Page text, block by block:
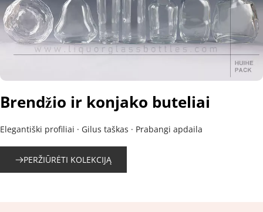
Brendžio ir konjako buteliai
Elegantiški profiliai · Gilus taškas · Prabangi apdaila
PERŽIŪRĖTI KOLEKCIJĄ